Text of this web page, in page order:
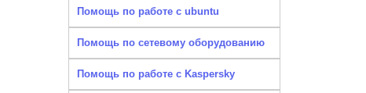
Помощь по работе с ubuntu
Помощь по сетевому оборудованию
Помощь по работе с Kaspersky